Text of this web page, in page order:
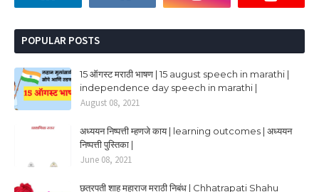
POPULAR POSTS
15 ऑगस्ट मराठी भाषण | 15 august speech in marathi |
independence day speech in marathi |
August 08, 2021
अध्ययन निष्पत्ती म्हणजे काय | learning outcomes | अध्ययन
निष्पत्ती पुस्तिका |
June 08, 2021
छत्रपती शाहू महाराज मराठी निबंध | Chhatrapati Shahu